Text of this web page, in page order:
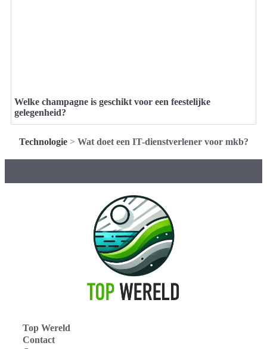
Welke champagne is geschikt voor een feestelijke
gelegenheid?
Technologie> Wat doet een IT-dienstverlener voor mkb?
Top Wereld
Contact